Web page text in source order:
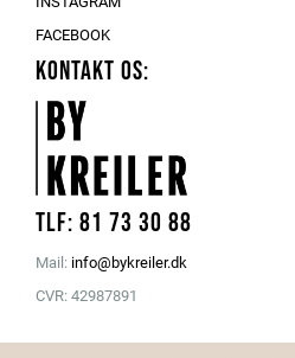
FACEBOOK
KONTAKT OS:
Tlf: 81 73 30 88
Mail: info@bykreiler.dk
CVR: 42987891